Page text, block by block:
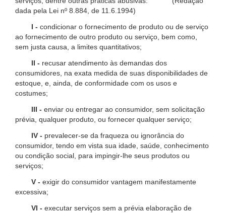
dada pela Lei nº 8.884, de 11.6.1994)
I - condicionar o fornecimento de produto ou de serviço
ao fornecimento de outro produto ou serviço, bem como,
sem justa causa, a limites quantitativos;
II - recusar atendimento às demandas dos
consumidores, na exata medida de suas disponibilidades de
estoque, e, ainda, de conformidade com os usos e
costumes;
III - enviar ou entregar ao consumidor, sem solicitação
prévia, qualquer produto, ou fornecer qualquer serviço;
IV - prevalecer-se da fraqueza ou ignorância do
consumidor, tendo em vista sua idade, saúde, conhecimento
ou condição social, para impingir-lhe seus produtos ou
serviços;
V - exigir do consumidor vantagem manifestamente
excessiva;
VI - executar serviços sem a prévia elaboração de